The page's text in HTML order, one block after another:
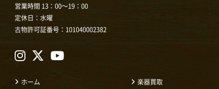
営業時間 13：00～19：00
定休日：水曜
古物許可証番号：101040002382
ホーム
楽器買取